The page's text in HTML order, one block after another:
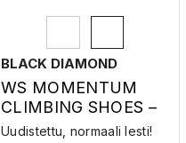
BLACK DIAMOND
WS MOMENTUM
CLIMBING SHOES –
KIIPEILYKENGÄT
Uudistettu, normaali lesti!